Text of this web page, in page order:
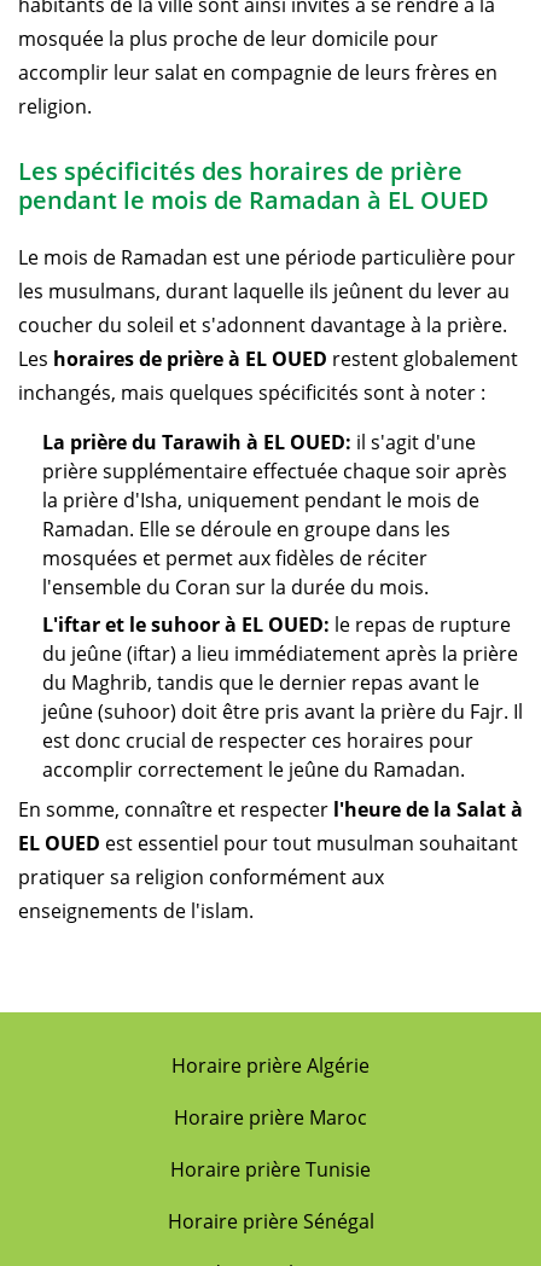
mosquée la plus proche de leur domicile pour
accomplir leur salat en compagnie de leurs frères en
religion.
Les spécificités des horaires de prière
pendant le mois de Ramadan à EL OUED
Le mois de Ramadan est une période particulière pour
les musulmans, durant laquelle ils jeûnent du lever au
coucher du soleil et s'adonnent davantage à la prière.
Les horaires de prière à EL OUED restent globalement
inchangés, mais quelques spécificités sont à noter :
La prière du Tarawih à EL OUED: il s'agit d'une
prière supplémentaire effectuée chaque soir après
la prière d'Isha, uniquement pendant le mois de
Ramadan. Elle se déroule en groupe dans les
mosquées et permet aux fidèles de réciter
l'ensemble du Coran sur la durée du mois.
L'iftar et le suhoor à EL OUED: le repas de rupture
du jeûne (iftar) a lieu immédiatement après la prière
du Maghrib, tandis que le dernier repas avant le
jeûne (suhoor) doit être pris avant la prière du Fajr. Il
est donc crucial de respecter ces horaires pour
accomplir correctement le jeûne du Ramadan.
En somme, connaître et respecter l'heure de la Salat à
EL OUED est essentiel pour tout musulman souhaitant
pratiquer sa religion conformément aux
enseignements de l'islam.
Horaire prière Algérie
Horaire prière Maroc
Horaire prière Tunisie
Horaire prière Sénégal